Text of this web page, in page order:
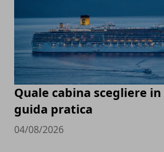
Quale cabina scegliere
guida pratica
04/08/2026